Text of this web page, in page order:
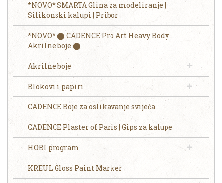
*NOVO* SMARTA Glina za modeliranje |
Silikonski kalupi | Pribor
*NOVO* ⬤ CADENCE Pro Art Heavy Body
Akrilne boje ⬤
Akrilne boje
Blokovi i papiri
CADENCE Boje za oslikavanje svijeća
CADENCE Plaster of Paris | Gips za kalupe
HOBI program
KREUL Gloss Paint Marker